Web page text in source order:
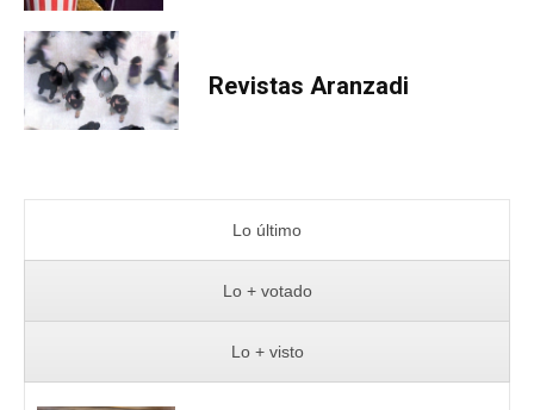
Revistas Aranzadi
Lo último
Lo + votado
Lo + visto